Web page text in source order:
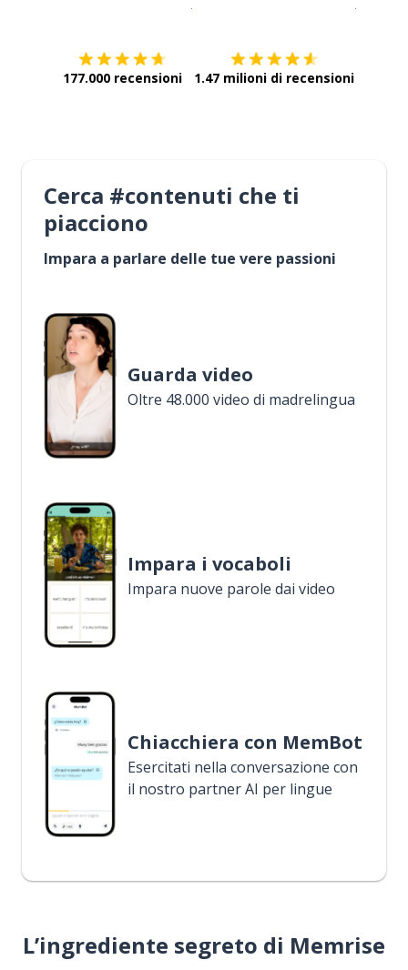
177.000 recensioni 1.47 milioni di recensioni
Cerca #contenuti che ti
piacciono
Impara a parlare delle tue vere passioni
Guarda video
Oltre 48.000 video di madrelingua
Impara i vocaboli
Impara nuove parole dai video
Chiacchiera con MemBot
Esercitati nella conversazione con
il nostro partner AI per lingue
L’ingrediente segreto di Memrise